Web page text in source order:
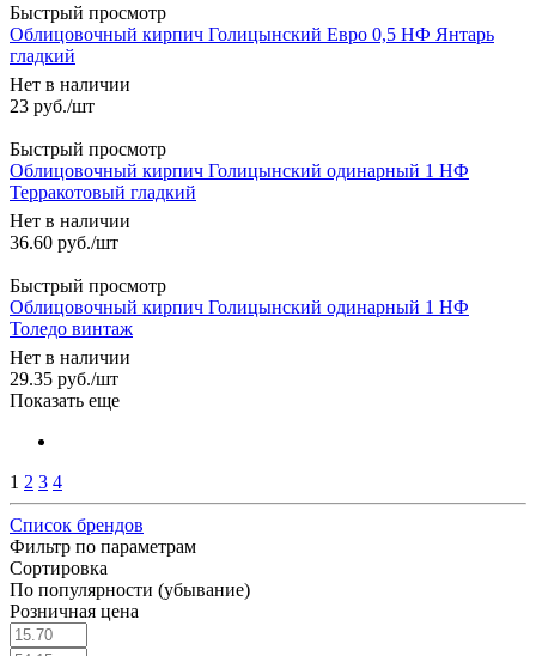
Быстрый просмотр
Облицовочный кирпич Голицынский Евро 0,5 НФ Янтарь
гладкий
Нет в наличии
23 руб./шт
Быстрый просмотр
Облицовочный кирпич Голицынский одинарный 1 НФ
Терракотовый гладкий
Нет в наличии
36.60 руб./шт
Быстрый просмотр
Облицовочный кирпич Голицынский одинарный 1 НФ
Толедо винтаж
Нет в наличии
29.35 руб./шт
Показать еще
1 2 3 4
Список брендов
Фильтр по параметрам
Сортировка
По популярности (убывание)
Розничная цена